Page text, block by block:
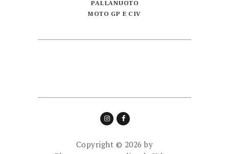
PALLANUOTO
MOTO GP E CIV
Copyright © 2026 by